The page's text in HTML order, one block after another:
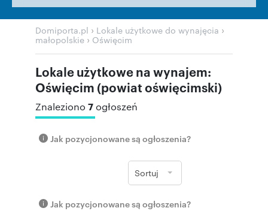
Domiporta.pl › Lokale użytkowe do wynajęcia ›
małopolskie › Oświęcim
Lokale użytkowe na wynajem:
Oświęcim (powiat oświęcimski)
Znaleziono 7ogłoszeń
Jak pozycjonowane są ogłoszenia?
Sortuj
Jak pozycjonowane są ogłoszenia?